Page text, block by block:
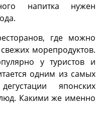
напитка нужен
где можно
морепродуктов.
у туристов и
одним из самых
японских
Какими же именно